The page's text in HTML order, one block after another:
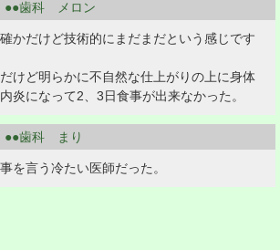
●●歯科 メロン
かだけど技術的にまだまだという感じです
けど明らかに不自然な仕上がりの上に身体
炎になって2、3日食事が出来なかった。
●●歯科 まり
を言う冷たい医師だった。